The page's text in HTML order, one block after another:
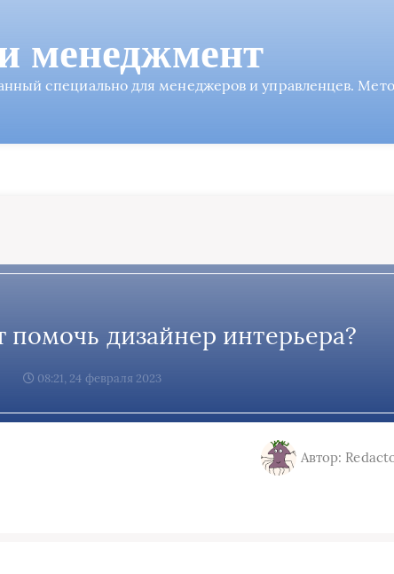
менеджмент
специально для менеджеров и управленцев.
дизайнер интерьера?
08:21, 24 февраля 2023
Автор: